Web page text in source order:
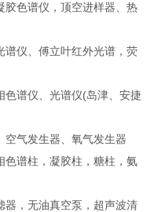
胶色谱仪，顶空进样器、热
谱仪、傅立叶红外光谱，荧
色谱仪、光谱仪(岛津、安捷
空气发生器、氧气发生器
色谱柱，凝胶柱，糖柱，氨
器，无油真空泵，超声波清